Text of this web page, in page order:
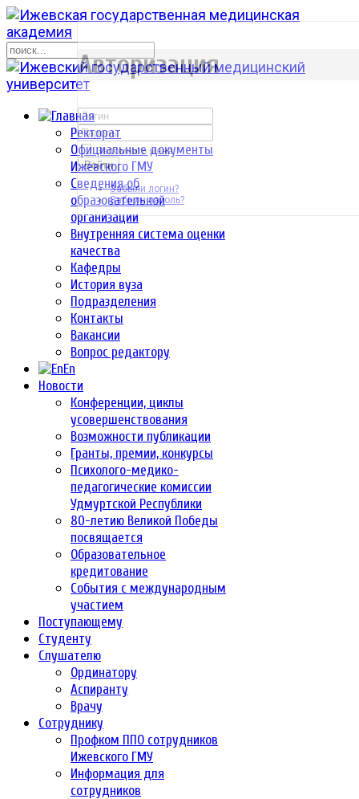
Ректорат
Официальные документы
Ижевского ГМУ
Сведения об
образовательной
организации
Внутренняя система оценки
качества
Кафедры
История вуза
Подразделения
Контакты
Вакансии
Вопрос редактору
En
Новости
Конференции, циклы
усовершенствования
Возможности публикации
Гранты, премии, конкурсы
Психолого-медико-
педагогические комиссии
Удмуртской Республики
80-летию Великой Победы
посвящается
Образовательное
кредитование
События с международным
участием
Поступающему
Студенту
Слушателю
Ординатору
Аспиранту
Врачу
Сотруднику
Профком ППО сотрудников
Ижевского ГМУ
Информация для
сотрудников
р
Авторизация
Запомнить меня
Войти
Забыли логин?
Забыли пароль?